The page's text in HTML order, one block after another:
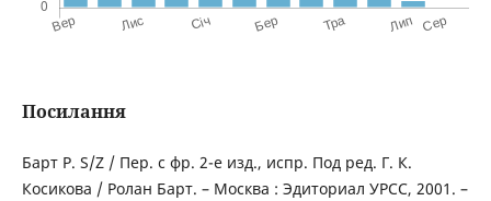
Посилання
Барт Р. S/Z / Пер. с фр. 2-е изд., испр. Под ред. Г. К.
Косикова / Ролан Барт. – Москва : Эдиториал УРСС, 2001. –